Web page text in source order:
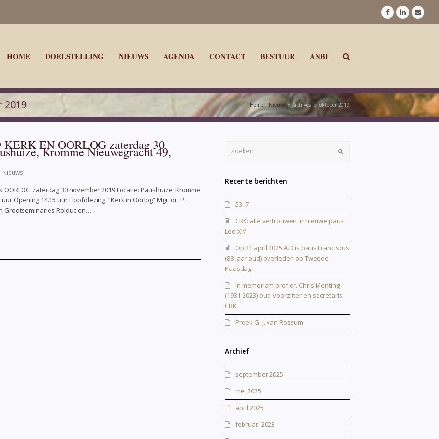
Facebook
LinkedIn
E-
mail
HOME DOELSTELLING NIEUWS AGENDA CONTACT BESTUUR ANBI
2019 Home» Nieuws»Archives for oktober 2019
EN OORLOG zaterdag 30
Kromme Nieuwegracht 49,
Nieuws
OORLOG zaterdag 30 november 2019 Locatie: Paushuize, Kromme
Opening 14.15 uur Hoofdlezing: “Kerk in Oorlog” Mgr. dr. P.
Grootseminaries Rolduc en…
Recente berichten
5317
CRK: alle vertrouwen in nieuwe paus
Leo XIV
Op 21 april 2025 A.D is paus Franciscus
(88 jaar oud) overleden op Tweede
Paasdag.
In memoriam prof.dr. Chris Menting
(1931-2023) oud-voorzitter en secretaris
CRK
Preek G. J. van Rossum
Archief
september 2025
mei 2025
april 2025
februari 2023